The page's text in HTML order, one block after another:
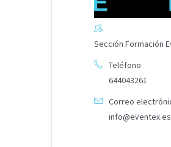
Sección Formación
Teléfono
644043261
Correo
info@eventex.es